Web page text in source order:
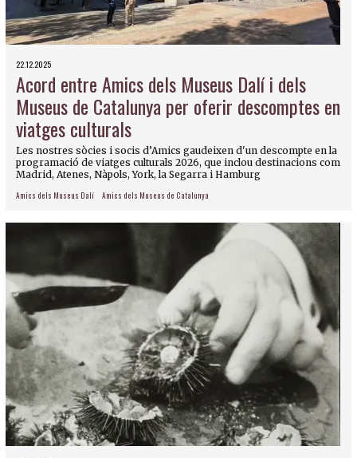
22.12.2025
Acord entre Amics dels Museus Dalí i dels
Museus de Catalunya per oferir descomptes en
viatges culturals
Les nostres sòcies i socis d’Amics gaudeixen d'un descompte en la
programació de viatges culturals 2026, que inclou destinacions com
Madrid, Atenes, Nàpols, York, la Segarra i Hamburg
Amics dels Museus Dalí Amics dels Museus de Catalunya